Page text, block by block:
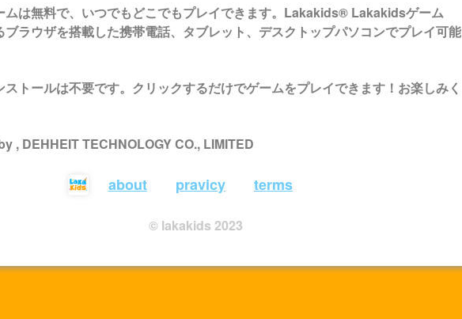
ムは無料で、いつでもどこでもプレイできます。Lakakids® Lakakidsゲーム
ブラウザを搭載した携帯電話、タブレット、デスクトップパソコンでプレイ可能
ストールは不要です。クリックするだけでゲームをプレイできます！お楽しみく
, DEHHEIT TECHNOLOGY CO., LIMITED
about pravicy terms
© lakakids 2023